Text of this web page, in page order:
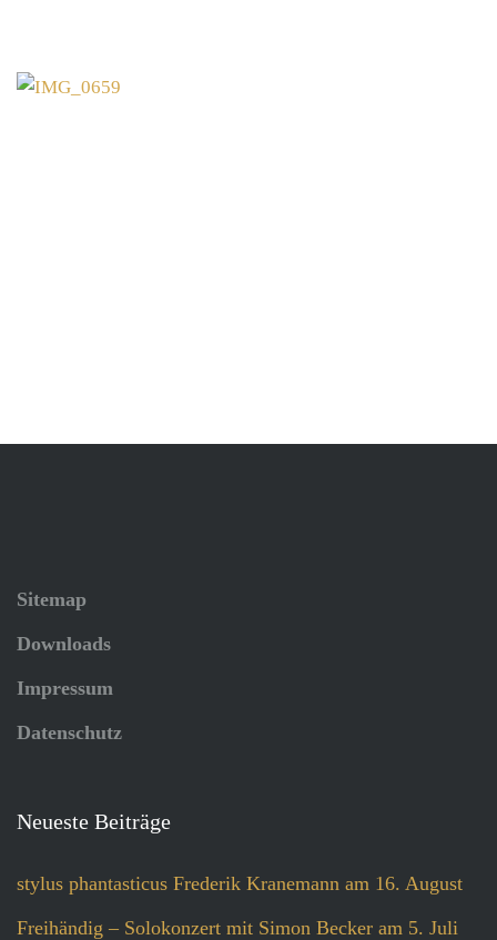
Sitemap
Downloads
Impressum
Datenschutz
Neueste Beiträge
stylus phantasticus Frederik Kranemann am 16. August
Freihändig – Solokonzert mit Simon Becker am 5. Juli